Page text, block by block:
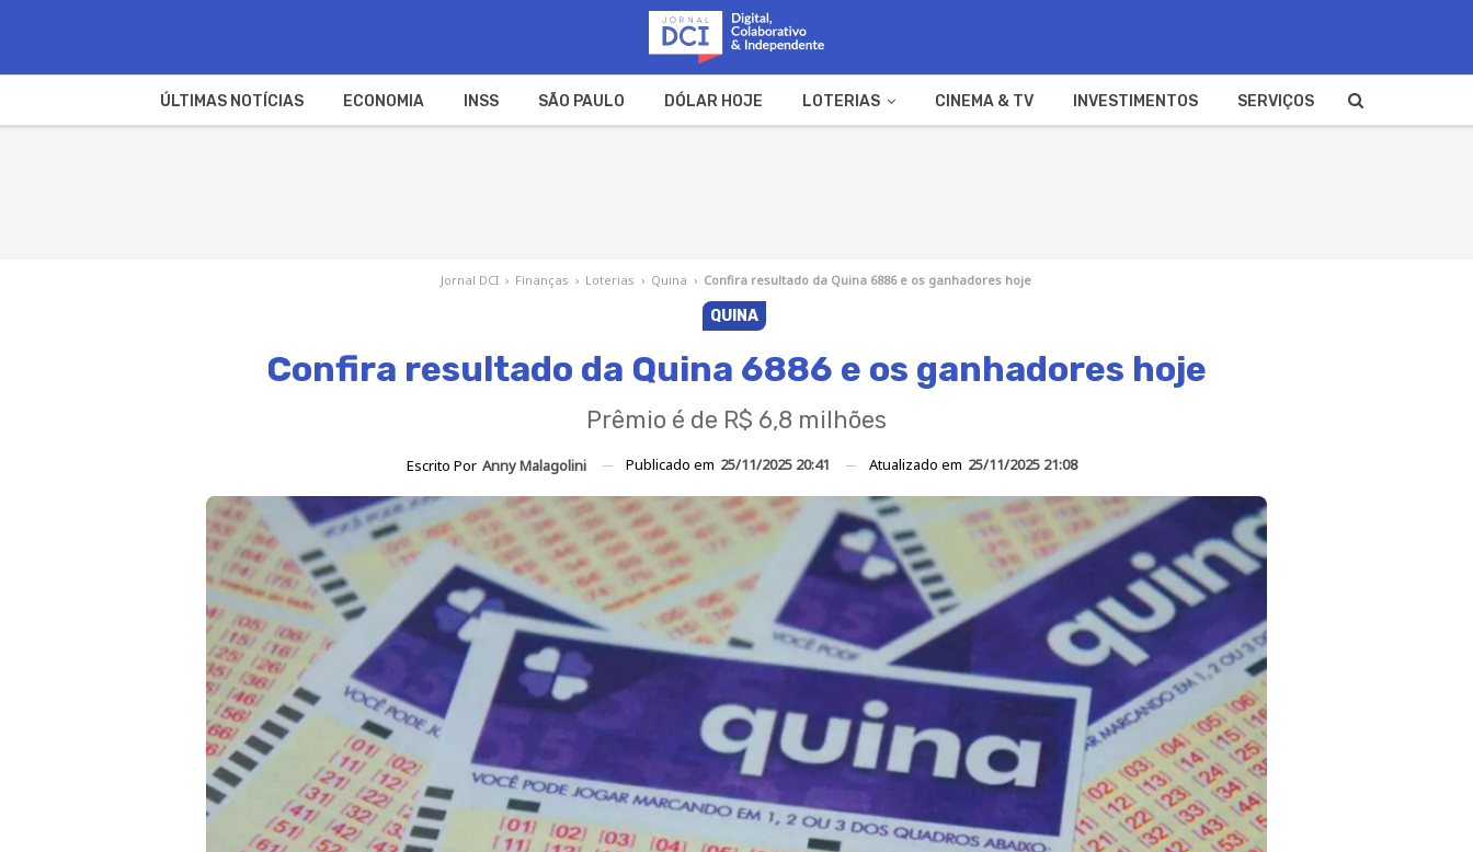
ÚLTIMAS NOTÍCIAS ECONOMIA INSS SÃO PAULO DÓLAR HOJE LOTERIAS CINEMA & TV INVESTIMENTOS SERVIÇOS
Jornal DCI › Finanças › Loterias › Quina › Confira resultado da Quina 6886 e os ganhadores hoje
QUINA
Confira resultado da Quina 6886 e os ganhadores hoje
Prêmio é de R$ 6,8 milhões
Escrito Por Anny Malagolini Publicado em 25/11/2025 20:41 Atualizado em 25/11/2025 21:08